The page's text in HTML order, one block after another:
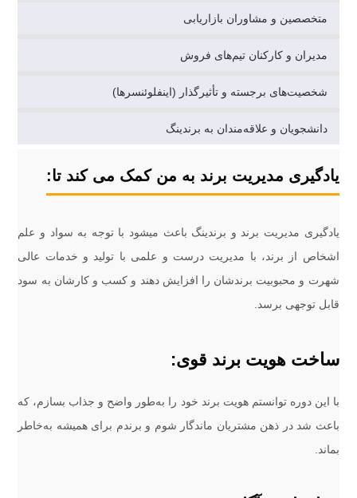
متخصصین و مشاوران بازاریابی
مدیران و کارکنان تیم‌های فروش
شخصیت‌های برجسته و تأثیرگذار (اینفلوئنسرها)
دانشجویان و علاقه‌مندان به برندینگ
یادگیری مدیریت برند به من کمک می کند تا:
یادگیری مدیریت برند و برندینگ باعث میشود با توجه به سواد و علم
اشخاص از برند، با مدیریت درست و علمی با تولید و خدمات عالی
شهرت و محبوبیت برندشان را افزایش دهند و کسب و کارشان به سود
قابل توجهی برسد.
ساخت هویت برند قوی:
با این دوره توانستم هویت برند خود را به‌طور واضح و جذاب بسازم، که
باعث شد در ذهن مشتریان ماندگار شوم و برندم برای همیشه به‌خاطر
بماند.